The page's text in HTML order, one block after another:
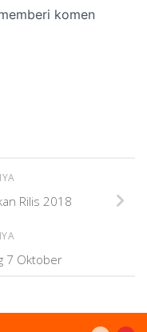
Rilis 2018
7 Oktober